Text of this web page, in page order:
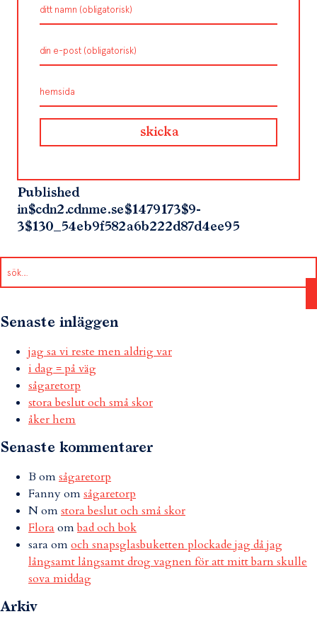
Published
in$cdn2.cdnme.se$1479173$9-
3$130_54eb9f582a6b222d87d4ee95
Senaste inläggen
jag sa vi reste men aldrig var
i dag = på väg
sågaretorp
stora beslut och små skor
åker hem
Senaste kommentarer
B omsågaretorp
Fannyomsågaretorp
Nomstora beslut och små skor
Flora ombad och bok
sara omoch snapsglasbuketten plockade jag då jag
långsamt långsamt drog vagnen för att mitt barn skulle
sova middag
Arkiv